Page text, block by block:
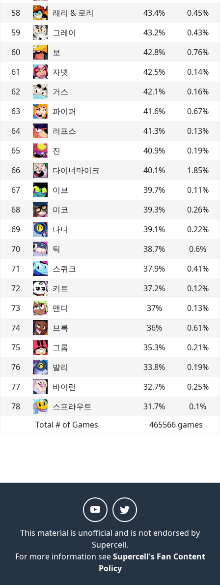
58
래리 & 로리 43.4% 0.45%
59
그레이 43.2% 0.43%
60
보 42.8% 0.76%
61
자넷 42.5% 0.14%
62
거스 42.1% 0.16%
63
파이퍼 41.6% 0.67%
64
러프스 41.3% 0.13%
65
진 40.9% 0.19%
66
다이너마이크 40.1% 1.85%
67
이브 39.7% 0.11%
68
미코 39.3% 0.26%
69
나니 39.1% 0.22%
70
틱 38.7% 0.6%
71
스퀴크 37.9% 0.41%
72
키트 37.2% 0.12%
73
맨디 37% 0.13%
74
브록 36% 0.61%
75
그롬 35.3% 0.21%
76
발리 33.8% 0.19%
77
바이런 32.7% 0.25%
78
스프라우트 31.7% 0.1%
Total # of Games
465566 games
This material is unofficial and is not endorsed by
Supercell.
For more information seeSupercell's Fan Content
Policy